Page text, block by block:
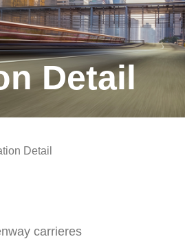
Detail
Detail
carrieres